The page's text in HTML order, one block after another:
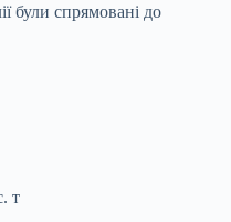
були спрямовані до
т